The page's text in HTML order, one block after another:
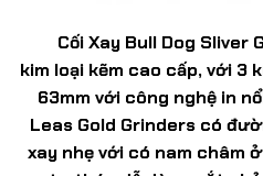
Cối Xay Bull Dog Sliver
kim loại kẽm cao cấp, với 3
63mm với công nghệ in
Leas Gold Grinders có
xay nhẹ với có nam châm